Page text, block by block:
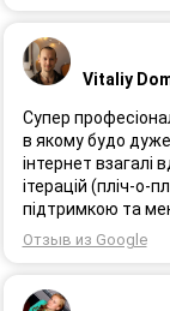
Vitaliy
Супер
в якому будо
інтернет взагалі
ітерацій (пліч-о-
підтримкою та
досягнути
~20МБіт/с. Можна
результат, так як
Отзыв из Google